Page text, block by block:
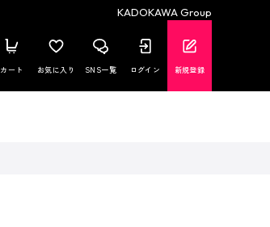
KADOKAWA Group
カート お気に入り SNS一覧 ログイン 新規登録